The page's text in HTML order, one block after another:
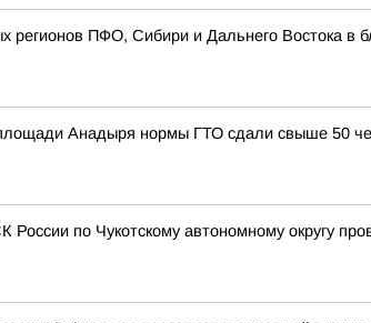
регионов ПФО, Сибири и Дальнего Востока в
Анадыря нормы ГТО сдали свыше 50
России по Чукотскому автономному округу